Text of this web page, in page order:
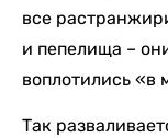
все
и пепелища –
воплотились «в
Так